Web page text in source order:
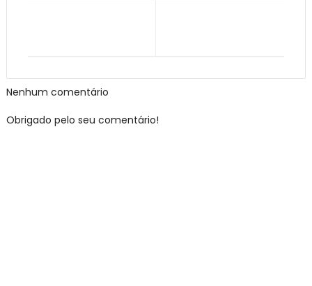
Nenhum comentário
Obrigado pelo seu comentário!